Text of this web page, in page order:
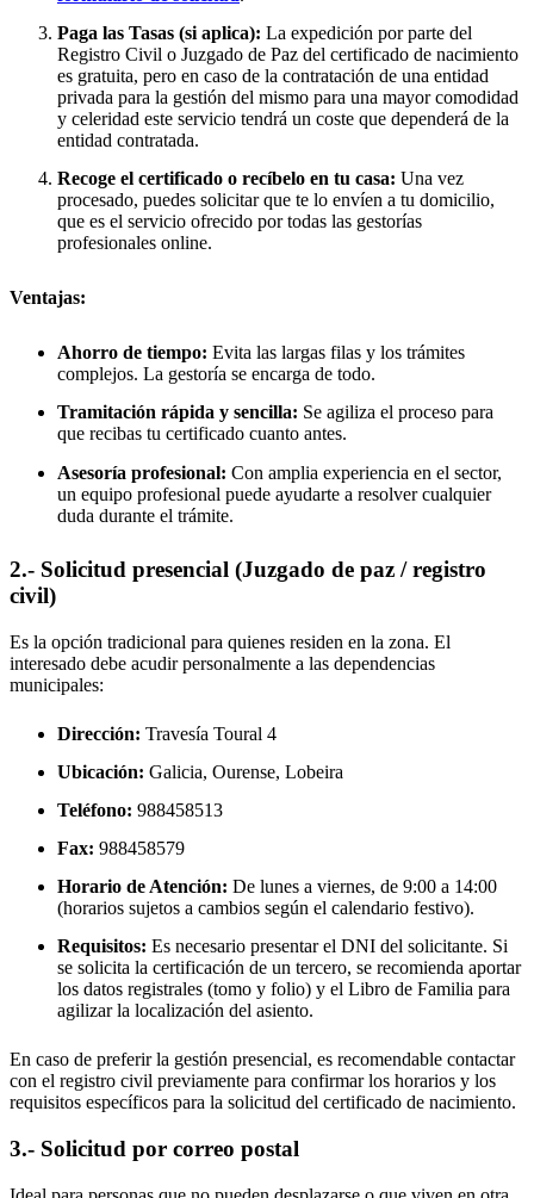
Paga las Tasas (si aplica): La expedición por parte del
Registro Civil o Juzgado de Paz del certificado de nacimiento
es gratuita, pero en caso de la contratación de una entidad
privada para la gestión del mismo para una mayor comodidad
y celeridad este servicio tendrá un coste que dependerá de la
entidad contratada.
Recoge el certificado o recíbelo en tu casa: Una vez
procesado, puedes solicitar que te lo envíen a tu domicilio,
que es el servicio ofrecido por todas las gestorías
profesionales online.
Ventajas:
Ahorro de tiempo: Evita las largas filas y los trámites
complejos. La gestoría se encarga de todo.
Tramitación rápida y sencilla: Se agiliza el proceso para
que recibas tu certificado cuanto antes.
Asesoría profesional: Con amplia experiencia en el sector,
un equipo profesional puede ayudarte a resolver cualquier
duda durante el trámite.
2.- Solicitud presencial (Juzgado de paz / registro
civil)
Es la opción tradicional para quienes residen en la zona. El
interesado debe acudir personalmente a las dependencias
municipales:
Dirección: Travesía Toural 4
Ubicación: Galicia, Ourense, Lobeira
Teléfono: 988458513
Fax: 988458579
Horario de Atención: De lunes a viernes, de 9:00 a 14:00
(horarios sujetos a cambios según el calendario festivo).
Requisitos: Es necesario presentar el DNI del solicitante. Si
se solicita la certificación de un tercero, se recomienda aportar
los datos registrales (tomo y folio) y el Libro de Familia para
agilizar la localización del asiento.
En caso de preferir la gestión presencial, es recomendable contactar
con el registro civil previamente para confirmar los horarios y los
requisitos específicos para la solicitud del certificado de nacimiento.
3.- Solicitud por correo postal